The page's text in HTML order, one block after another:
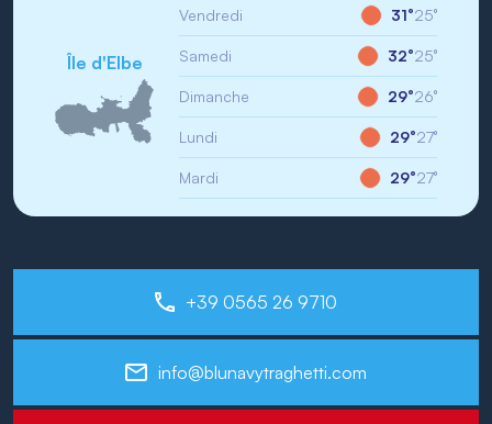
Île d'Elbe
Vendredi 31°25°
Samedi 32°25°
Dimanche 29°26°
Lundi 29°27°
Mardi 29°27°
+39 0565 26 9710
info@blunavytraghetti.com